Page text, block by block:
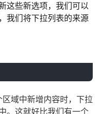
这些新选项，我们可以
我们将下拉列表的来源
域中新增内容时，下拉
。这就好比我们有一个